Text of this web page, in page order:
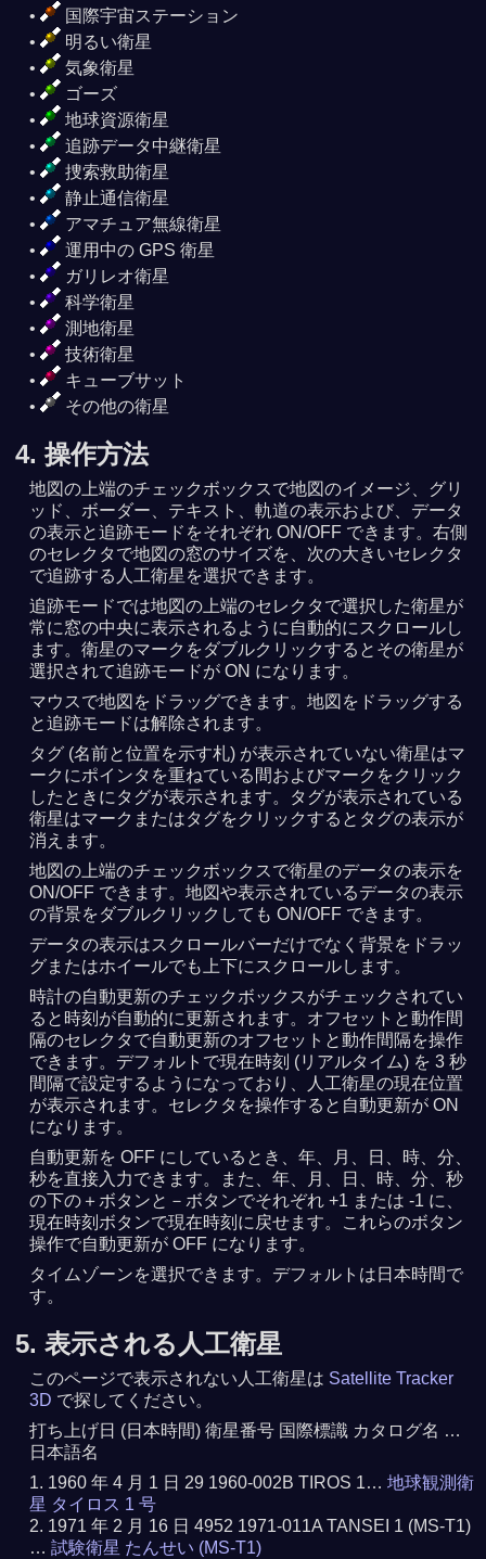
国際宇宙ステーション
明るい衛星
気象衛星
ゴーズ
地球資源衛星
追跡データ中継衛星
捜索救助衛星
静止通信衛星
アマチュア無線衛星
運用中の GPS 衛星
ガリレオ衛星
科学衛星
測地衛星
技術衛星
キューブサット
その他の衛星
4. 操作方法
地図の上端のチェックボックスで地図のイメージ、グリ
ッド、ボーダー、テキスト、軌道の表示および、データ
の表示と追跡モードをそれぞれ ON/OFF できます。右側
のセレクタで地図の窓のサイズを、次の大きいセレクタ
で追跡する人工衛星を選択できます。
追跡モードでは地図の上端のセレクタで選択した衛星が
常に窓の中央に表示されるように自動的にスクロールし
ます。衛星のマークをダブルクリックするとその衛星が
選択されて追跡モードが ON になります。
マウスで地図をドラッグできます。地図をドラッグする
と追跡モードは解除されます。
タグ (名前と位置を示す札) が表示されていない衛星はマ
ークにポインタを重ねている間およびマークをクリック
したときにタグが表示されます。タグが表示されている
衛星はマークまたはタグをクリックするとタグの表示が
消えます。
地図の上端のチェックボックスで衛星のデータの表示を
ON/OFF できます。地図や表示されているデータの表示
の背景をダブルクリックしても ON/OFF できます。
データの表示はスクロールバーだけでなく背景をドラッ
グまたはホイールでも上下にスクロールします。
時計の自動更新のチェックボックスがチェックされてい
ると時刻が自動的に更新されます。オフセットと動作間
隔のセレクタで自動更新のオフセットと動作間隔を操作
できます。デフォルトで現在時刻 (リアルタイム) を 3 秒
間隔で設定するようになっており、人工衛星の現在位置
が表示されます。セレクタを操作すると自動更新が ON
になります。
自動更新を OFF にしているとき、年、月、日、時、分、
秒を直接入力できます。また、年、月、日、時、分、秒
の下の＋ボタンと－ボタンでそれぞれ +1 または -1 に、
現在時刻ボタンで現在時刻に戻せます。これらのボタン
操作で自動更新が OFF になります。
タイムゾーンを選択できます。デフォルトは日本時間で
す。
5. 表示される人工衛星
このページで表示されない人工衛星は Satellite Tracker
3D で探してください。
打ち上げ日 (日本時間) 衛星番号 国際標識 カタログ名 …
日本語名
1960 年 4 月 1 日 29 1960-002B TIROS 1…地球観測衛
星 タイロス 1 号
1971 年 2 月 16 日 4952 1971-011A TANSEI 1 (MS-T1)
…試験衛星 たんせい (MS-T1)